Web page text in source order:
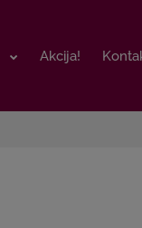
Akcija!
Akcija!